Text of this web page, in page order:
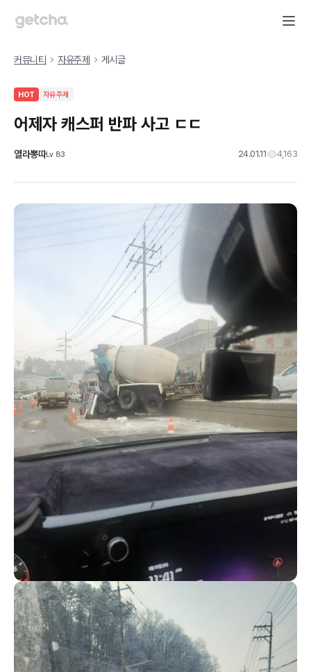
커뮤니티 자유주제 게시글
HOT 자유주제
어제자 캐스퍼 반파 사고 ㄷㄷ
열라뽕따Lv 83 24.01.11 4,163